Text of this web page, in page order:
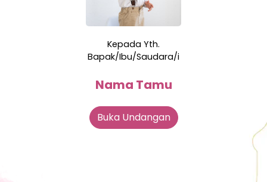
Kepada Yth.
Bapak/Ibu/Saudara/i
Nama Tamu
Buka Undangan